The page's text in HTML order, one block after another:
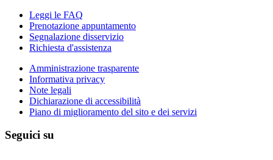
Leggi le FAQ
Prenotazione appuntamento
Segnalazione disservizio
Richiesta d'assistenza
Amministrazione trasparente
Informativa privacy
Note legali
Dichiarazione di accessibilità
Piano di miglioramento del sito e dei servizi
Seguici su